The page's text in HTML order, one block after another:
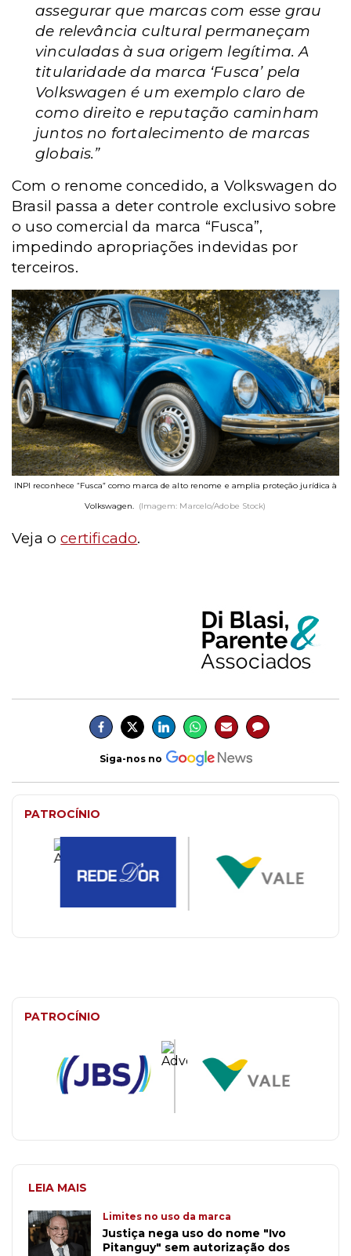
assegurar que marcas com esse grau
de relevância cultural permaneçam
vinculadas à sua origem legítima. A
titularidade da marca ‘Fusca’ pela
Volkswagen é um exemplo claro de
como direito e reputação caminham
juntos no fortalecimento de marcas
globais.”
Com o renome concedido, a Volkswagen do
Brasil passa a deter controle exclusivo sobre
o uso comercial da marca “Fusca”,
impedindo apropriações indevidas por
terceiros.
INPI reconhece “Fusca” como marca de alto renome e amplia proteção jurídica à
Volkswagen. (Imagem: Marcelo/Adobe Stock)
Veja ocertificado.
Siga-nos no
PATROCÍNIO
PATROCÍNIO
LEIA MAIS
Limites no uso da marca
Justiça nega uso do nome "Ivo
Pitanguy" sem autorização dos